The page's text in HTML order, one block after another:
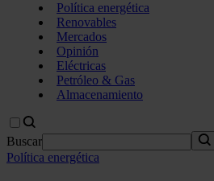
Política energética
Renovables
Mercados
Opinión
Eléctricas
Petróleo & Gas
Almacenamiento
Buscar
Política energética